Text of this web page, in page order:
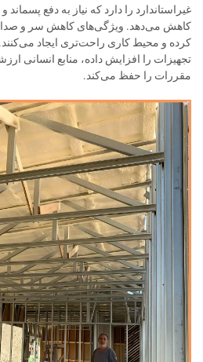
غیراستاندارد را دارد که نیاز به دفع
کاهش می‌دهد. ویژگی‌های کاهش سر و صدا
کرده و محیط کاری راحت‌تری ایجاد می‌کنند.
تجهیزات را افزایش داده، منابع انسانی
مقررات را حفظ می‌کند.